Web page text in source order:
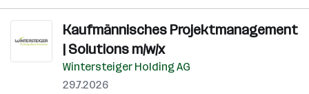
Kaufmännisches Projektmanagement
| Solutions m/w/x
Wintersteiger Holding AG
29.7.2026